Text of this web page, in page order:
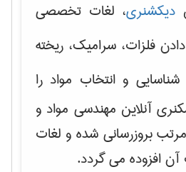
دیکشنری، لغات تخصصی
فلزات، سرامیک، ریخته
و انتخاب مواد را
آنلاین مهندسی مواد و
بروزرسانی شده و لغات
افزوده می گردد.